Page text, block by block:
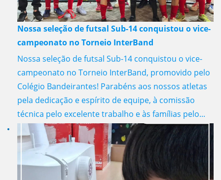
Nossa seleção de futsal Sub-14 conquistou o vice-
campeonato no Torneio InterBand
Nossa seleção de futsal Sub-14 conquistou o vice-
campeonato no Torneio InterBand, promovido pelo
Colégio Bandeirantes! Parabéns aos nossos atletas
pela dedicação e espírito de equipe, à comissão
técnica pelo excelente trabalho e às famílias pelo...